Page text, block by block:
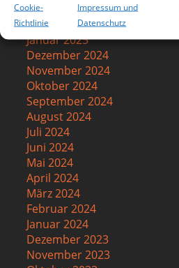
Cookie-
Richtlinie
Impressum und
Datenschutz
März 2025
Februar 2025
Januar 2025
Dezember 2024
November 2024
Oktober 2024
September 2024
August 2024
Juli 2024
Juni 2024
Mai 2024
April 2024
März 2024
Februar 2024
Januar 2024
Dezember 2023
November 2023